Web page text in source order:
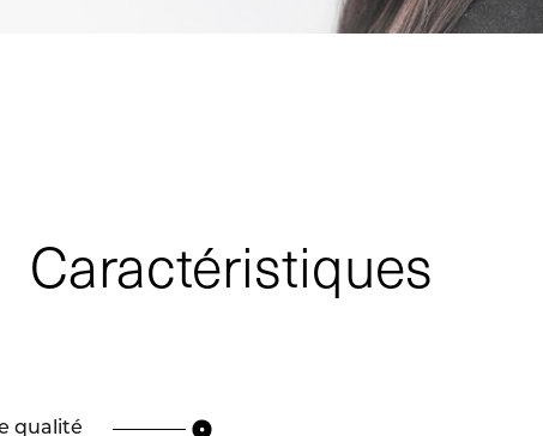
Caractéristiques
qualité